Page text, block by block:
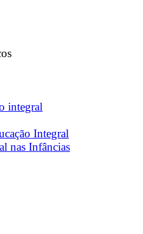
integral
Integral
nas Infâncias